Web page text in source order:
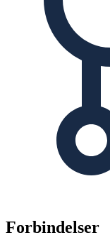
Forbindelser